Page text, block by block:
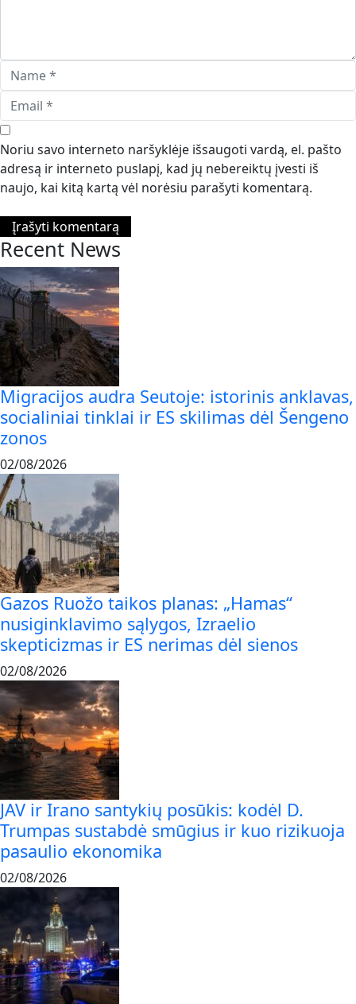
Noriu savo interneto naršyklėje išsaugoti vardą, el. pašto
adresą ir interneto puslapį, kad jų nebereiktų įvesti iš
naujo, kai kitą kartą vėl norėsiu parašyti komentarą.
Recent News
Migracijos audra Seutoje: istorinis anklavas,
socialiniai tinklai ir ES skilimas dėl Šengeno
zonos
02/08/2026
Gazos Ruožo taikos planas: „Hamas“
nusiginklavimo sąlygos, Izraelio
skepticizmas ir ES nerimas dėl sienos
02/08/2026
JAV ir Irano santykių posūkis: kodėl D.
Trumpas sustabdė smūgius ir kuo rizikuoja
pasaulio ekonomika
02/08/2026